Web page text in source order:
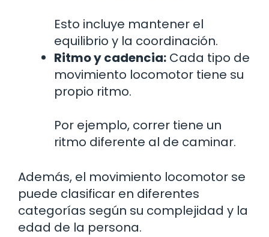
Esto incluye mantener el
equilibrio y la coordinación.
Ritmo y cadencia: Cada tipo de
movimiento locomotor tiene su
propio ritmo.
Por ejemplo, correr tiene un
ritmo diferente al de caminar.
Además, el movimiento locomotor se
puede clasificar en diferentes
categorías según su complejidad y la
edad de la persona.